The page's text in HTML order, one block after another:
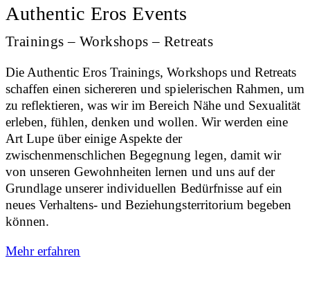
Authentic Eros Events
Trainings – Workshops – Retreats
Die Authentic Eros Trainings, Workshops und Retreats
schaffen einen sichereren und spielerischen Rahmen, um
zu reflektieren, was wir im Bereich Nähe und Sexualität
erleben, fühlen, denken und wollen. Wir werden eine
Art Lupe über einige Aspekte der
zwischenmenschlichen Begegnung legen, damit wir
von unseren Gewohnheiten lernen und uns auf der
Grundlage unserer individuellen Bedürfnisse auf ein
neues Verhaltens- und Beziehungsterritorium begeben
können.
Mehr erfahren